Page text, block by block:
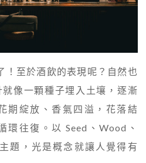
！至於酒飲的表現呢？自然也
像一顆種子埋入土壤，逐漸
期綻放、香氣四溢，花落結
環往復。以 Seed、Wood、
題，光是概念就讓人覺得有